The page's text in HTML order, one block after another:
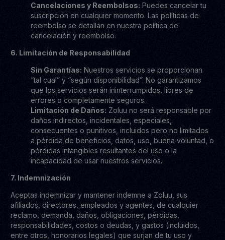
Cancelaciones y Reembolsos: Puedes cancelar tu
suscripción en cualquier momento. Las políticas de
reembolso se detallan en nuestra política de
cancelación y reembolso.
6. Limitación de Responsabilidad
Sin Garantías: Nuestros servicios se proporcionan
“tal cual” y “según disponibilidad”. No garantizamos
que los servicios serán ininterrumpidos, libres de
errores o completamente seguros.
Limitación de Daños: Zoluu no será responsable por
daños indirectos, incidentales, especiales,
consecuentes o punitivos, incluidos pero no limitados
a pérdida de beneficios, datos, uso, buena voluntad, o
pérdidas intangibles resultantes del uso o la
incapacidad de usar nuestros servicios.
7. Indemnización
Aceptas indemnizar y mantener indemne a Zoluu, sus
afiliados, directores, empleados y agentes, de cualquier
reclamo, demanda, daños, obligaciones, pérdidas,
responsabilidades, costos o deudas, y gastos (incluidos,
entre otros, honorarios legales) que surjan de tu uso y